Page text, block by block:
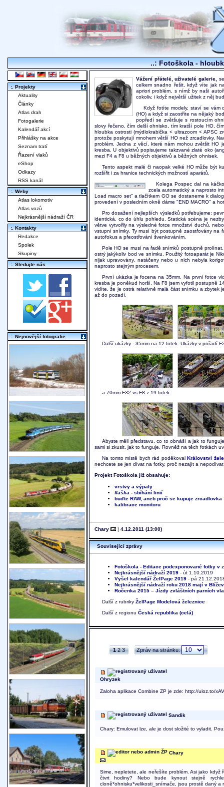
..: Fotoškola -
Vážení přátelé, uživatelé galerie,
celkem snadno řešit, když víte jak
apriori problém, s nímž by naši
cokoliv, i když největší užitek z něj
Když fotíte modely, staví se vám
(HO) a když si zaostříte na nějaký
popředí se zvětšuje s rostoucím
slovy řečeno, čím delší ohnisko, tím kratší pole HO,
hloubka ostrosti (mýdlokrabička < ultrazoom < APSC
protože poskytují mnohem větší HO než zrcadlovky.
problém. Jedna z věcí, které nám mohou zvětšit HO
kresba. U objektivů popisujeme takzvané zlaté oko
mezi F4 a F8 u běžných objektivů a běžných ohnisek.
Tento aspekt malé či naopak velké HO může být
rozšířit i za hranice technických možností aparátů.
Kolega Pospec dal na
zcela automatický a naprosto
Load macro set" a tlačítkem GO se dostaneme k
provedení v posledním okně dáme "END MACRO" a
Pro dosažení nejlepších výsledků potřebujeme:
identická, co do úhlu pohledu. Statická scéna je
větve vytvořily na výsledné fotce množství duchů,
vstupní snímky. Ty musí být postupně zaostřovány
autofokus a přeostřování švenkováním.
Pole HO se musí na řadě snímků postupně
ostrý jakýkoliv bod ve snímku. Použitý fotoaparát je
nijak upravovány, natáčeny nebo u nich nebyla
naprosto stejným procesem.
První ukázka je focena na 35mm. Na první fotce
kresba je poněkud horší. Na F8 jsem vyfotil postupně
vidíte, že je ostrá relativně malá část snímku a zbytek
až do pozadí.
Další ukázky - 35mm na 12 fotek. Ukázky v pořadí
a 70mm F32 vs F8 z 19 fotek.
Abyste měli představu, co to obnáší a jak to
sami si zkusit, jak to funguje. Rovněž na těch fotkách
Na tomto místě bych rád poděkoval
Království
nechcete se jen dívat na fotky, proč nezajít a
Projekt Fotoškola již obsahuje:
vrstvy a výpaly
flaška - sbíhání linií
buďte RAW, aneb proč se kupuje zrcadlovka
kalibrace monitoru
Chary | 4.12.2011 (13:00)
Související zprávy
Fotoškola - Editace podexponované fotky v
Nejkrásnější nádraží 2019 - út 1.10.2019
Vyšel kalendář ŽelPage 2019 - pá
Nejkrásnější nádraží roku 2018 mají v
Ročenka 2015 – Jízdy zvláštních parních
Další z rubriky ŽelPage Modelová železnice
Další z regionu Česká republika (celá)
1 2 3 Zpráv na stránku:
Ohryzek
Zaloha aplikace Combine ZP je zde: http://uloz.to/
Sandik
Chary: Emulovat lze, ale je dost složité to vyladit.
Chary
Sime, nepletete, ale neřešíte problém. Asi jako když
čtvrt hodiny? Nebo bude kynout stejně
cloně*ohnisku*velikosti_snímače, jsou prostě daný
:. Projekty
Aktuality
Články
Atlas drah
Fotogalerie
Kalendář akcí
Přihlášky na akce
Seznam tratí
Řazení vlaků
eShop
Odkazy
RSS kanál
:. Weby
Atlas lokomotiv
Atlas vozů
Nejkrásnější nádraží ČR
:. Kontakty
Redakce
Spolek
Skupiny
:. Sledujte nás
:. Nejnovější fotografie